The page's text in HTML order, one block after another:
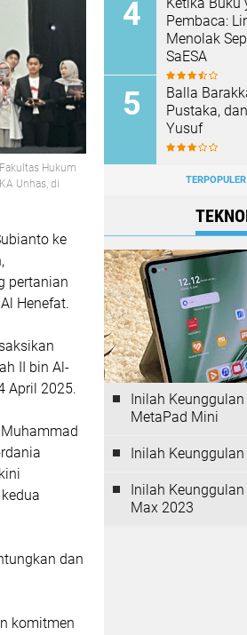
Hukum
Unhas, di
ke
pertanian
Henefat.
II bin Al-
April 2025.
dan
komitmen
Pembaca:
Menolak
SaESA
Balla
Pustaka,
Yusuf
Inilah
MetaPad Mini
Inilah Keunggulan
Inilah
Max 2023